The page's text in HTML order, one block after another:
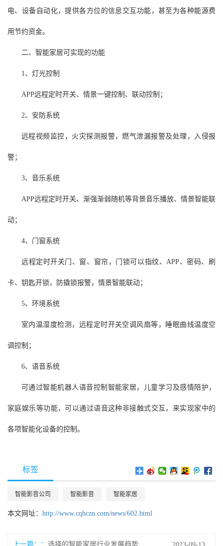
电、设备自动化，提供各方位的信息交互功能，甚至为各种能源费
用节约资金。
二、智能家居可实现的功能
1、灯光控制
APP远程定时开关、情景一键控制、联动控制；
2、安防系统
远程视频监控，火灾探测报警，燃气泄漏报警及处理，入侵报
警；
3、音乐系统
APP远程定时开关、渐强渐弱随机等背景音乐播放、情景智能联
动；
4、门窗系统
远程定时开关门、窗、窗帘，门锁可以指纹、APP、密码、刷
卡、钥匙开锁，防撬锁报警，情景智能联动；
5、环境系统
室内温湿度检测，远程定时开关空调风扇等，睡眠曲线温度空
调控制；
6、语音系统
可通过智能机器人语音控制智能家居，儿童学习及感情陪护，
家庭娱乐等功能，可以通过语音这种非接触式交互，来实现家中的
各项智能化设备的控制。
标签
智能影音公司 智能影音 智能家居
本文网址： http://www.cqhczn.com/news/602.html
上一篇： 选择的智能家居行业发展趋势